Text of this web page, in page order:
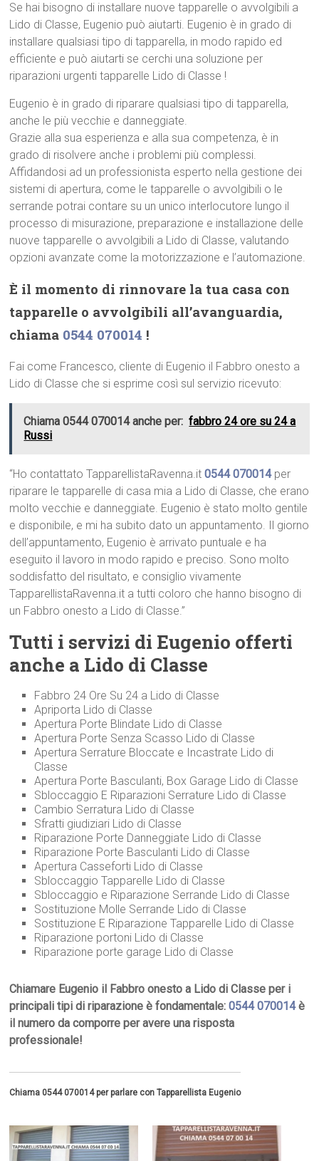
Se hai bisogno di installare nuove tapparelle o avvolgibili a
Lido di Classe, Eugenio può aiutarti. Eugenio è in grado di
installare qualsiasi tipo di tapparella, in modo rapido ed
efficiente e può aiutarti se cerchi una soluzione per
riparazioni urgenti tapparelle Lido di Classe !
Eugenio è in grado di riparare qualsiasi tipo di tapparella,
anche le più vecchie e danneggiate.
Grazie alla sua esperienza e alla sua competenza, è in
grado di risolvere anche i problemi più complessi.
Affidandosi ad un professionista esperto nella gestione dei
sistemi di apertura, come le tapparelle o avvolgibili o le
serrande potrai contare su un unico interlocutore lungo il
processo di misurazione, preparazione e installazione delle
nuove tapparelle o avvolgibili a Lido di Classe, valutando
opzioni avanzate come la motorizzazione e l’automazione.
È il momento di rinnovare la tua casa con
tapparelle o avvolgibili all’avanguardia,
chiama 0544 070014 !
Fai come Francesco, cliente di Eugenio il Fabbro onesto a
Lido di Classe che si esprime così sul servizio ricevuto:
Chiama 0544 070014 anche per: fabbro 24 ore su 24 a
Russi
“Ho contattato TapparellistaRavenna.it0544 070014per
riparare le tapparelle di casa mia a Lido di Classe, che erano
molto vecchie e danneggiate. Eugenio è stato molto gentile
e disponibile, e mi ha subito dato un appuntamento. Il giorno
dell’appuntamento, Eugenio è arrivato puntuale e ha
eseguito il lavoro in modo rapido e preciso. Sono molto
soddisfatto del risultato, e consiglio vivamente
TapparellistaRavenna.it a tutti coloro che hanno bisogno di
un Fabbro onesto a Lido di Classe.”
Tutti i servizi di Eugenio offerti
anche a Lido di Classe
Fabbro 24 Ore Su 24 a Lido di Classe
Apriporta Lido di Classe
Apertura Porte Blindate Lido di Classe
Apertura Porte Senza Scasso Lido di Classe
Apertura Serrature Bloccate e Incastrate Lido di
Classe
Apertura Porte Basculanti, Box Garage Lido di Classe
Sbloccaggio E Riparazioni Serrature Lido di Classe
Cambio Serratura Lido di Classe
Sfratti giudiziari Lido di Classe
Riparazione Porte Danneggiate Lido di Classe
Riparazione Porte Basculanti Lido di Classe
Apertura Casseforti Lido di Classe
Sbloccaggio Tapparelle Lido di Classe
Sbloccaggio e Riparazione Serrande Lido di Classe
Sostituzione Molle Serrande Lido di Classe
Sostituzione E Riparazione Tapparelle Lido di Classe
Riparazione portoni Lido di Classe
Riparazione porte garage Lido di Classe
Chiamare Eugenio il Fabbro onesto a Lido di Classe per i
principali tipi di riparazione è fondamentale:0544 070014è
il numero da comporre per avere una risposta
professionale!
Chiama 0544 070014 per parlare con Tapparellista Eugenio